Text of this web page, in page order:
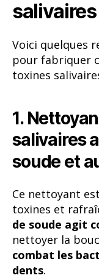
salivaires
Voici quelques
pour fabriquer
toxines
1.
salivaires
soude et
Ce nettoyant
toxines et
de soude agit
nettoyer la
combat les
dents.